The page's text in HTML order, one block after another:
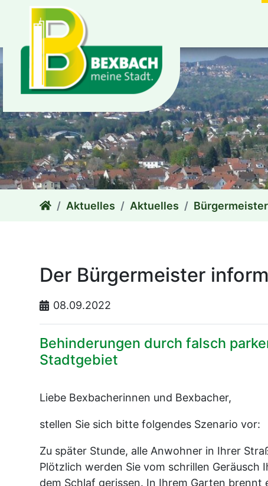
zum Inhalt
Aktuelles Aktuelles
Der Bürgermeister
08.09.2022
Behinderungen durch falsch
Stadtgebiet
Liebe Bexbacherinnen und Bexbacher,
stellen Sie sich bitte folgendes Szenario vor:
Zu später Stunde, alle Anwohner in Ihrer
Plötzlich werden Sie vom schrillen Geräusch
dem Schlaf gerissen. In Ihrem Garten brennt